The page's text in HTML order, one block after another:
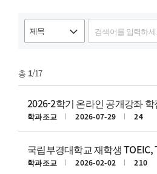
총 1/17
학과조교 2026-07-29 24
학과조교 2026-02-02 210